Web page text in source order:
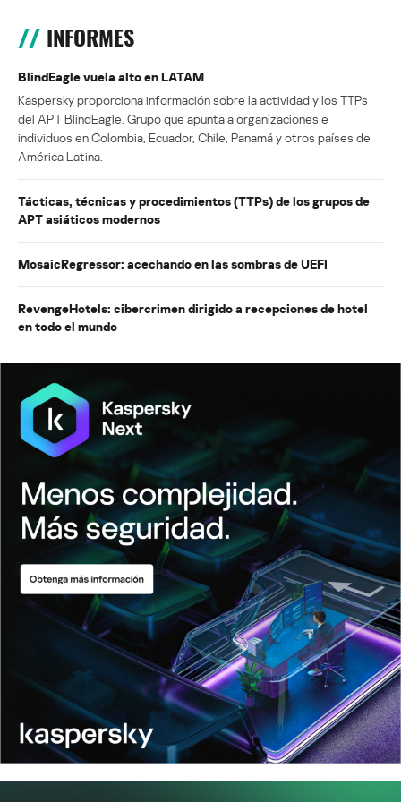
INFORMES
BlindEagle vuela alto en LATAM
Kaspersky proporciona información sobre la actividad y los TTPs
del APT BlindEagle. Grupo que apunta a organizaciones e
individuos en Colombia, Ecuador, Chile, Panamá y otros países de
América Latina.
Tácticas, técnicas y procedimientos (TTPs) de los grupos de
APT asiáticos modernos
MosaicRegressor: acechando en las sombras de UEFI
RevengeHotels: cibercrimen dirigido a recepciones de hotel
en todo el mundo